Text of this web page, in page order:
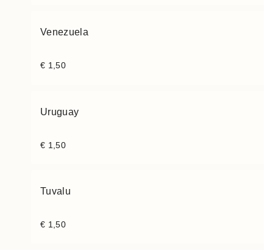
Venezuela
€ 1,50
Uruguay
€ 1,50
Tuvalu
€ 1,50